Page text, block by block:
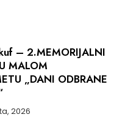
– 2.MEMORIJALNI
MALOM
„DANI ODBRANE
2026